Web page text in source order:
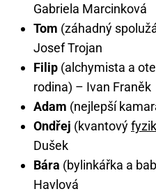
Gabriela Marcinková
Tom (záhadný
Josef Trojan
Filip (alchymista a
rodina) – Ivan Franěk
Adam (nejlepší
Ondřej (kvantovýfyzik
Dušek
Bára (bylinkářka a
Havlová